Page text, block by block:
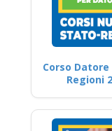
Corso
Regioni